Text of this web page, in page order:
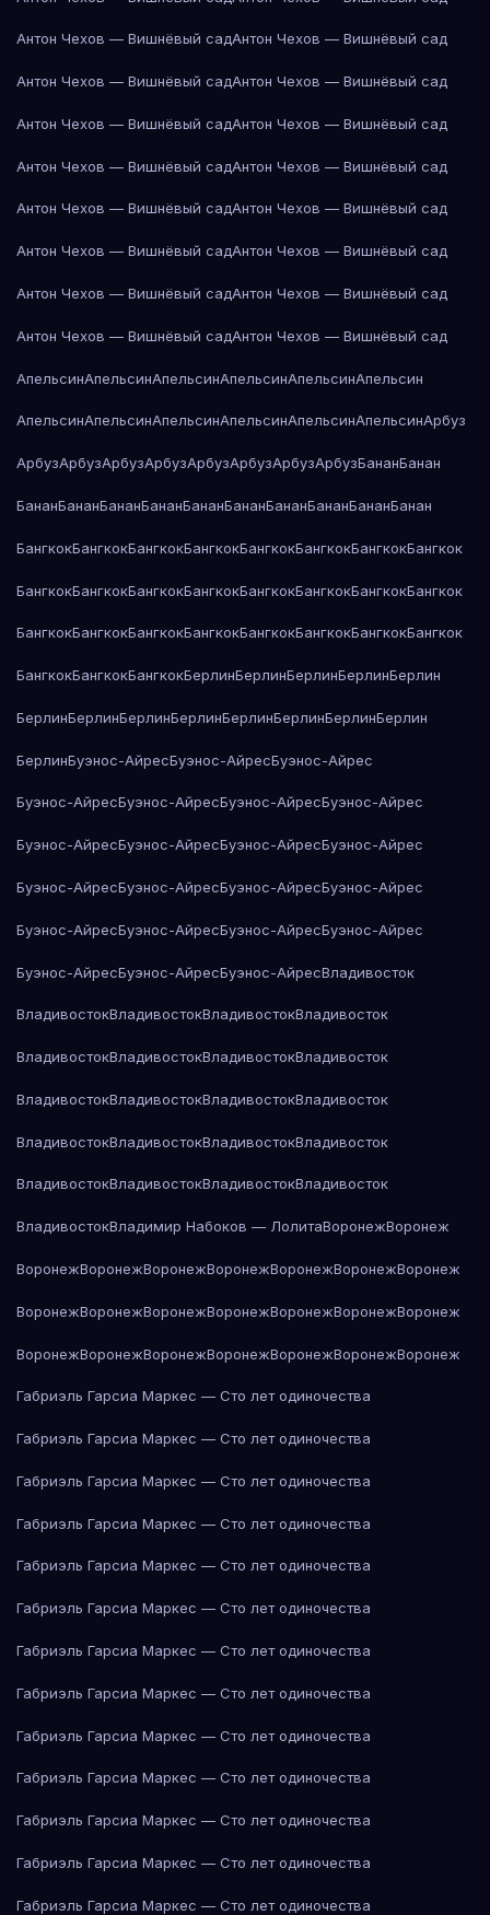
Антон Чехов — Вишнёвый садАнтон Чехов — Вишнёвый сад
Антон Чехов — Вишнёвый садАнтон Чехов — Вишнёвый сад
Антон Чехов — Вишнёвый садАнтон Чехов — Вишнёвый сад
Антон Чехов — Вишнёвый садАнтон Чехов — Вишнёвый сад
Антон Чехов — Вишнёвый садАнтон Чехов — Вишнёвый сад
Антон Чехов — Вишнёвый садАнтон Чехов — Вишнёвый сад
Антон Чехов — Вишнёвый садАнтон Чехов — Вишнёвый сад
Антон Чехов — Вишнёвый садАнтон Чехов — Вишнёвый сад
АпельсинАпельсинАпельсинАпельсинАпельсинАпельсин
АпельсинАпельсинАпельсинАпельсинАпельсинАпельсинАрбуз
АрбузАрбузАрбузАрбузАрбузАрбузАрбузАрбузБананБанан
БананБананБананБананБананБананБананБананБананБанан
БангкокБангкокБангкокБангкокБангкокБангкокБангкокБангкок
БангкокБангкокБангкокБангкокБангкокБангкокБангкокБангкок
БангкокБангкокБангкокБангкокБангкокБангкокБангкокБангкок
БангкокБангкокБангкокБерлинБерлинБерлинБерлинБерлин
БерлинБерлинБерлинБерлинБерлинБерлинБерлинБерлин
БерлинБуэнос-АйресБуэнос-АйресБуэнос-Айрес
Буэнос-АйресБуэнос-АйресБуэнос-АйресБуэнос-Айрес
Буэнос-АйресБуэнос-АйресБуэнос-АйресБуэнос-Айрес
Буэнос-АйресБуэнос-АйресБуэнос-АйресБуэнос-Айрес
Буэнос-АйресБуэнос-АйресБуэнос-АйресБуэнос-Айрес
Буэнос-АйресБуэнос-АйресБуэнос-АйресВладивосток
ВладивостокВладивостокВладивостокВладивосток
ВладивостокВладивостокВладивостокВладивосток
ВладивостокВладивостокВладивостокВладивосток
ВладивостокВладивостокВладивостокВладивосток
ВладивостокВладивостокВладивостокВладивосток
ВладивостокВладимир Набоков — ЛолитаВоронежВоронеж
ВоронежВоронежВоронежВоронежВоронежВоронежВоронеж
ВоронежВоронежВоронежВоронежВоронежВоронежВоронеж
ВоронежВоронежВоронежВоронежВоронежВоронежВоронеж
Габриэль Гарсиа Маркес — Сто лет одиночества
Габриэль Гарсиа Маркес — Сто лет одиночества
Габриэль Гарсиа Маркес — Сто лет одиночества
Габриэль Гарсиа Маркес — Сто лет одиночества
Габриэль Гарсиа Маркес — Сто лет одиночества
Габриэль Гарсиа Маркес — Сто лет одиночества
Габриэль Гарсиа Маркес — Сто лет одиночества
Габриэль Гарсиа Маркес — Сто лет одиночества
Габриэль Гарсиа Маркес — Сто лет одиночества
Габриэль Гарсиа Маркес — Сто лет одиночества
Габриэль Гарсиа Маркес — Сто лет одиночества
Габриэль Гарсиа Маркес — Сто лет одиночества
Габриэль Гарсиа Маркес — Сто лет одиночества